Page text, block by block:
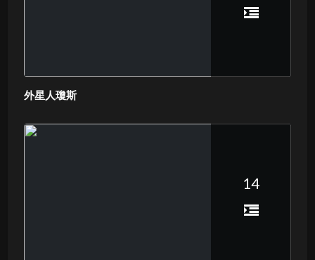
外星人瓊斯
14